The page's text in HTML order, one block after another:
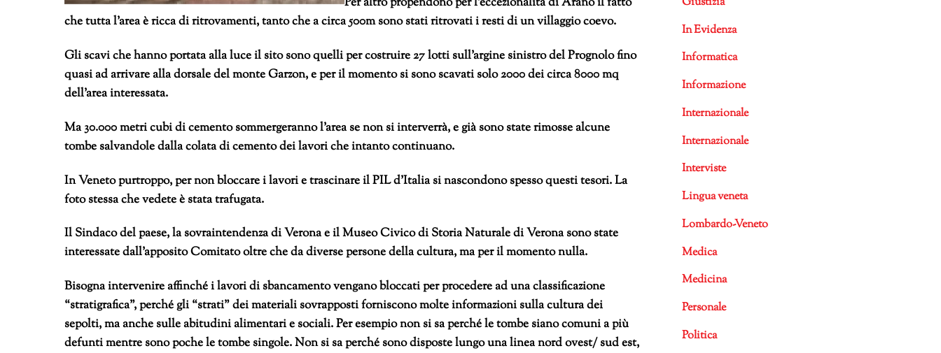
che tutta l’area è ricca di ritrovamenti, tanto che a circa 500m sono stati ritrovati i resti di un villaggio coevo.
Gli scavi che hanno portata alla luce il sito sono quelli per costruire 27 lotti sull’argine sinistro del Prognolo fino
quasi ad arrivare alla dorsale del monte Garzon, e per il momento si sono scavati solo 2000 dei circa 8000 mq
dell’area interessata.
Ma 30.000 metri cubi di cemento sommergeranno l’area se non si interverrà, e già sono state rimosse alcune
tombe salvandole dalla colata di cemento dei lavori che intanto continuano.
In Veneto purtroppo, per non bloccare i lavori e trascinare il PIL d’Italia si nascondono spesso questi tesori. La
foto stessa che vedete è stata trafugata.
Il Sindaco del paese, la sovraintendenza di Verona e il Museo Civico di Storia Naturale di Verona sono state
interessate dall’apposito Comitato oltre che da diverse persone della cultura, ma per il momento nulla.
Bisogna intervenire affinché i lavori di sbancamento vengano bloccati per procedere ad una classificazione
“stratigrafica”, perché gli “strati” dei materiali sovrapposti forniscono molte informazioni sulla cultura dei
sepolti, ma anche sulle abitudini alimentari e sociali. Per esempio non si sa perché le tombe siano comuni a più
defunti mentre sono poche le tombe singole. Non si sa perché sono disposte lungo una linea nord ovest/ sud est,
In Evidenza
Informatica
Informazione
Internazionale
Internazionale
Interviste
Lingua veneta
Lombardo-Veneto
Medica
Medicina
Personale
Politica